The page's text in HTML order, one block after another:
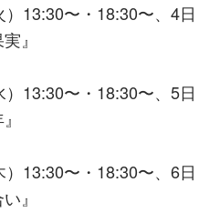
）13:30〜・18:30〜、4
』
）13:30〜・18:30〜、5
）13:30〜・18:30〜、6
』